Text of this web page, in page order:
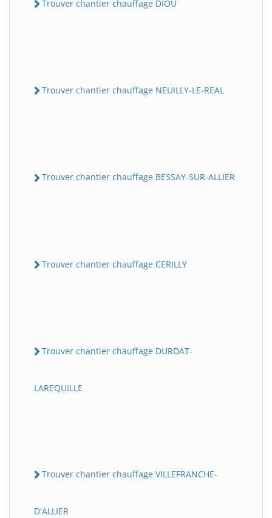
Trouver chantier chauffage DIOU
Trouver chantier chauffage NEUILLY-LE-REAL
Trouver chantier chauffage BESSAY-SUR-ALLIER
Trouver chantier chauffage CERILLY
Trouver chantier chauffage DURDAT-
LAREQUILLE
Trouver chantier chauffage VILLEFRANCHE-
D'ALLIER